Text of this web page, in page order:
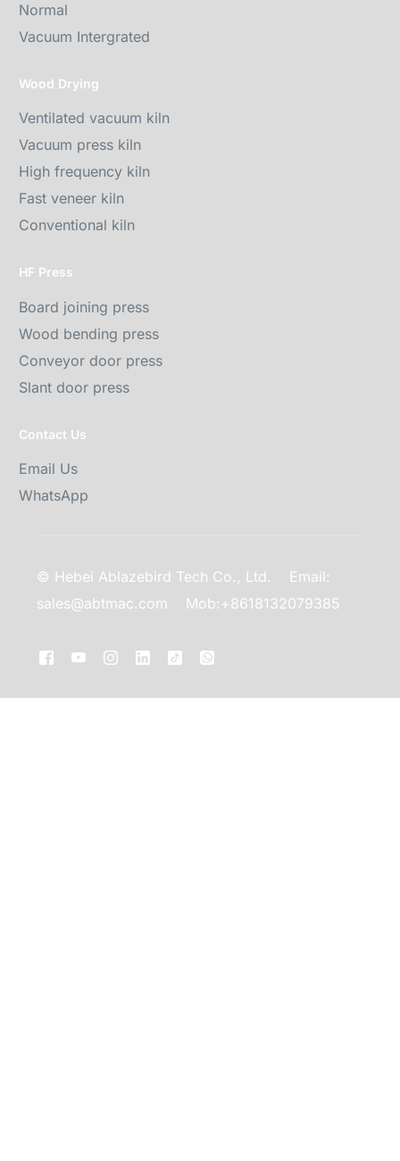
Normal
Vacuum Intergrated
Wood Drying
Ventilated vacuum kiln
Vacuum press kiln
High frequency kiln
Fast veneer kiln
Conventional kiln
HF Press
Board joining press
Wood bending press
Conveyor door press
Slant door press
Contact Us
Email Us
WhatsApp
© Hebei Ablazebird Tech Co., Ltd.
Email:
sales@abtmac.com
Mob:+8618132079385